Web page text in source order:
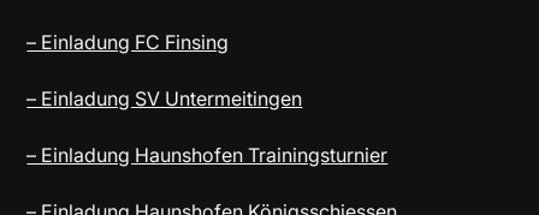
– Einladung FC Finsing
– Einladung SV Untermeitingen
– Einladung Haunshofen Trainingsturnier